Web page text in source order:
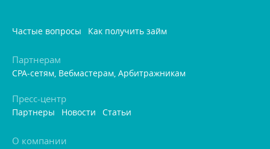
Частые вопросы Как получить займ
Партнерам
CPA-сетям, Вебмастерам, Арбитражникам
Пресс-центр
Партнеры Новости Статьи
О компании